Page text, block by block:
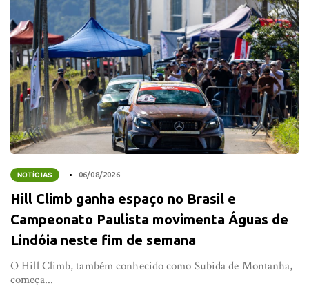
NOTÍCIAS 06/08/2026
Hill Climb ganha espaço no Brasil e
Campeonato Paulista movimenta Águas de
Lindóia neste fim de semana
O Hill Climb, também conhecido como Subida de Montanha,
começa...